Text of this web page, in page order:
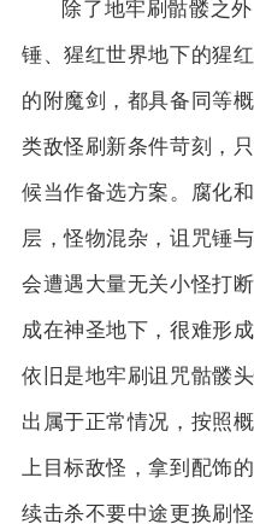
除了地牢刷骷髅之
锤、猩红世界地下的猩
的附魔剑，都具备同等
类敌怪刷新条件苛刻，
候当作备选方案。腐化
层，怪物混杂，诅咒锤
会遭遇大量无关小怪打
成在神圣地下，很难形
依旧是地牢刷诅咒骷髅
出属于正常情况，按照
上目标敌怪，拿到配饰
续击杀不要中途更换刷